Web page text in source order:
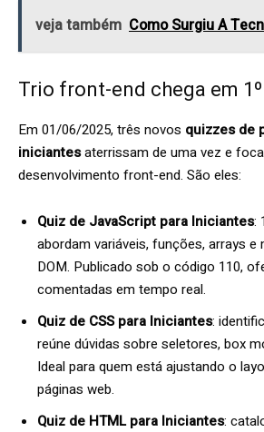
veja também Como Surgiu A
Trio front-end chega em
Em 01/06/2025, três novos quizzes de
iniciantesaterrissam de uma vez e
desenvolvimento front-end. São eles:
Quiz de JavaScript para Iniciantes:
abordam variáveis, funções, arrays e
DOM. Publicado sob o código 110,
comentadas em tempo real.
Quiz de CSS para Iniciantes:
reúne dúvidas sobre seletores, box
Ideal para quem está ajustando o
páginas web.
Quiz de HTML para Iniciantes: